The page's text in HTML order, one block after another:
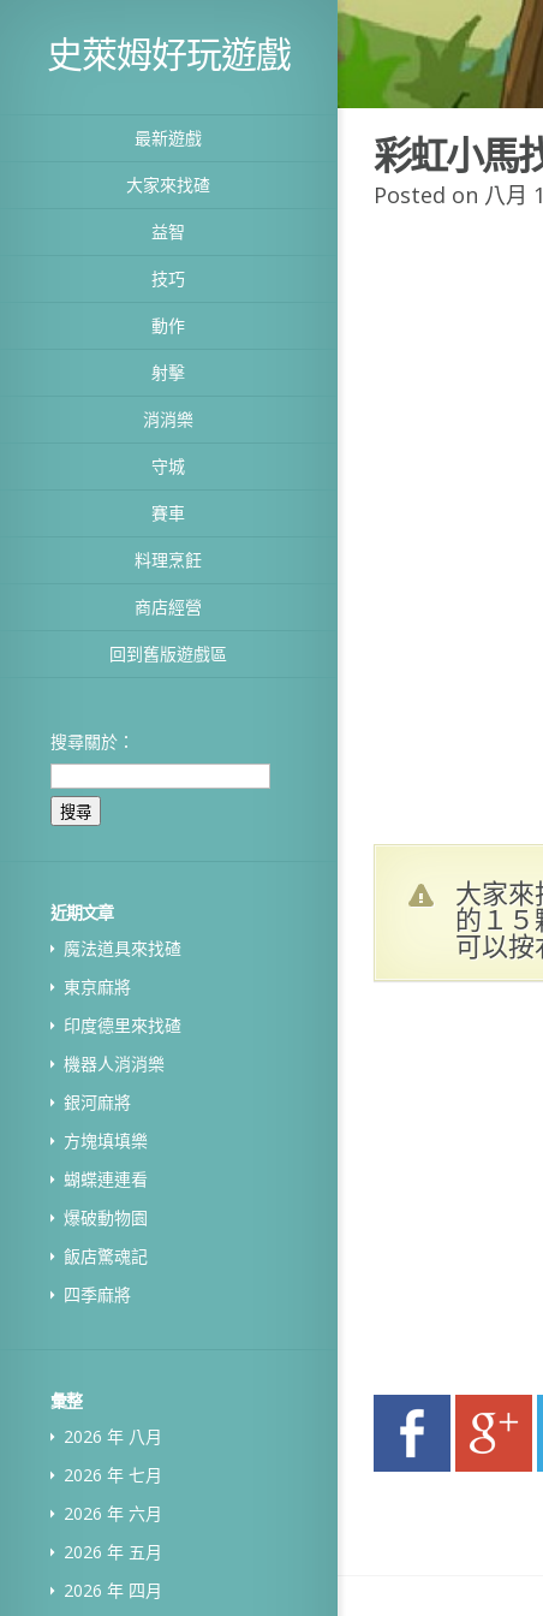
史萊姆好玩遊戲
最新遊戲
大家來找碴
益智
技巧
動作
射擊
消消樂
守城
賽車
料理烹飪
商店經營
回到舊版遊戲區
搜尋關於：
近期文章
魔法道具來找碴
東京麻將
印度德里來找碴
機器人消消樂
銀河麻將
方塊填填樂
蝴蝶連連看
爆破動物園
飯店驚魂記
四季麻將
彙整
2026 年 八月
2026 年 七月
2026 年 六月
2026 年 五月
2026 年 四月
彩虹小馬
Posted on 八月
大家
的１
可以